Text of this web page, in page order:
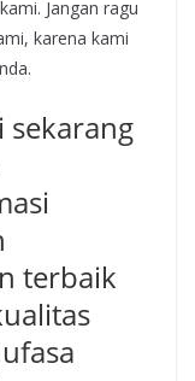
Jangan ragu
karena kami
sekarang
terbaik